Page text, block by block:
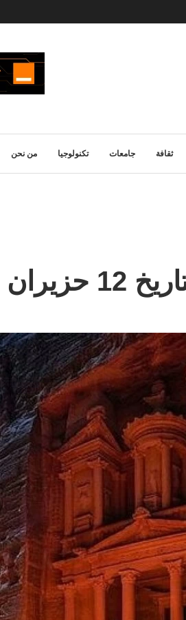
ثقافة جامعات تكنولوجيا من نحن